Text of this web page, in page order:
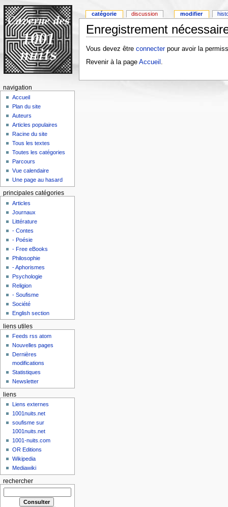
Enregistrement
Vous devez être connecterpour avoir la
Revenir à la page Accueil
catégorie discussion modifier
navigation
Accueil
Plan du site
Auteurs
Articles populaires
Racine du site
Tous les textes
Toutes les catégories
Parcours
Vue calendaire
Une page au hasard
principales catégories
Articles
Journaux
Littérature
- Contes
- Poésie
- Free eBooks
Philosophie
- Aphorismes
Psychologie
Religion
- Soufisme
Société
English section
liens utiles
Feeds rss atom
Nouvelles pages
Dernières
modifications
Statistiques
Newsletter
liens
Liens externes
1001nuits.net
soufisme sur
1001nuits.net
1001-nuits.com
OR Editions
Wikipedia
Mediawiki
rechercher